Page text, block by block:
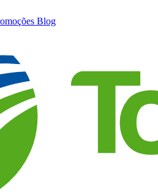
Blog